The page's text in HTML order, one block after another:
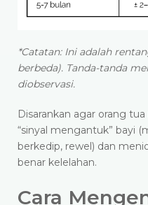
*Catatan: Ini adalah
berbeda). Tanda-tanda
diobservasi.
Disarankan agar orang
“sinyal mengantuk” bayi
berkedip, rewel) dan
benar kelelahan.
Cara